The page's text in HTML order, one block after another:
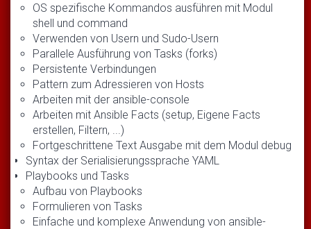
OS spezifische Kommandos ausführen mit Modul
shell und command
Verwenden von Usern und Sudo-Usern
Parallele Ausführung von Tasks (forks)
Persistente Verbindungen
Pattern zum Adressieren von Hosts
Arbeiten mit der ansible-console
Arbeiten mit Ansible Facts (setup, Eigene Facts
erstellen, Filtern, ...)
Fortgeschrittene Text Ausgabe mit dem Modul debug
Syntax der Serialisierungssprache YAML
Playbooks und Tasks
Aufbau von Playbooks
Formulieren von Tasks
Einfache und komplexe Anwendung von ansible-